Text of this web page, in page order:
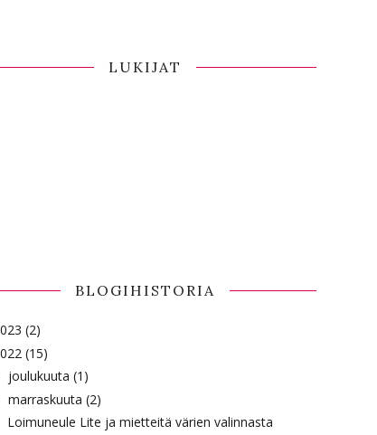
LUKIJAT
BLOGIHISTORIA
(2)
(15)
joulukuuta (1)
marraskuuta (2)
Loimuneule Lite ja mietteitä värien valinnasta